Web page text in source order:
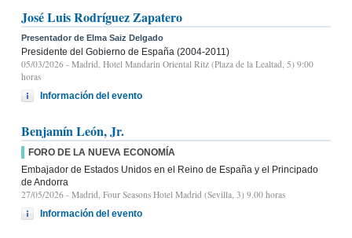
José Luis Rodríguez Zapatero
Presentador de Elma Saiz Delgado
Presidente del Gobierno de España (2004-2011)
05/03/2026 - Madrid, Hotel Mandarin Oriental Ritz (Plaza de la Lealtad, 5) 9:00
horas
Información del evento
Benjamín León, Jr.
FORO DE LA NUEVA ECONOMÍA
Embajador de Estados Unidos en el Reino de España y el Principado
de Andorra
27/05/2026 - Madrid, Four Seasons Hotel Madrid (Sevilla, 3) 9.00 horas
Información del evento